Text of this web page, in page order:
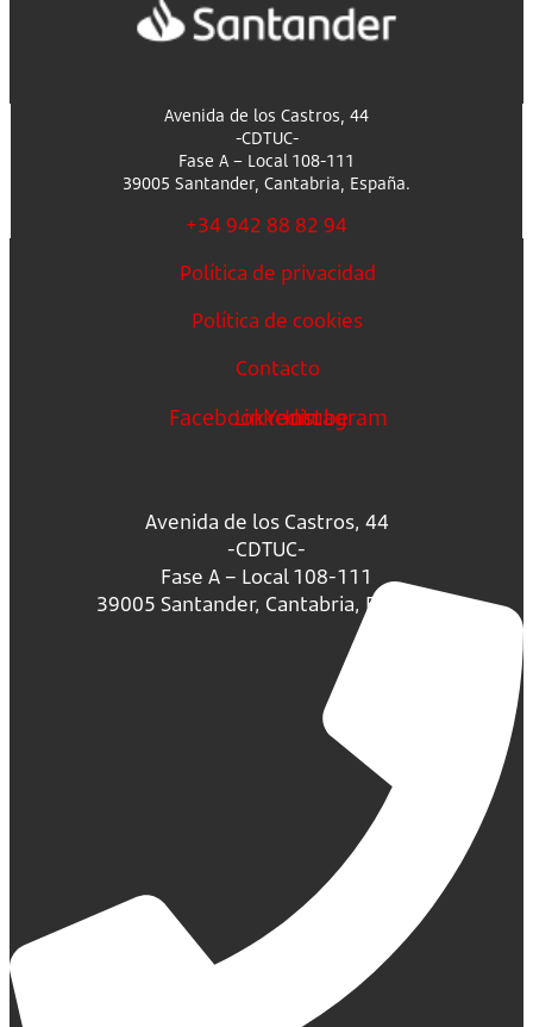
Avenida de los Castros, 44
-CDTUC-
Fase A – Local 108-111
39005 Santander, Cantabria, España.
+34 942 88 82 94
Política de privacidad
Política de cookies
Contacto
FacebookLinkedin
Youtube
Instagram
Avenida de los Castros, 44
-CDTUC-
Fase A – Local 108-111
39005 Santander, Cantabria, España.